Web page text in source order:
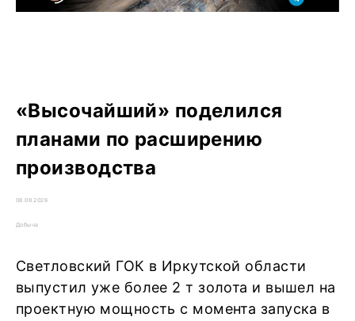
«Высочайший» поделился
планами по расширению
производства
08.08.2026
Добыча
Светловский ГОК в Иркутской области
выпустил уже более 2 т золота и вышел на
проектную мощность с момента запуска в